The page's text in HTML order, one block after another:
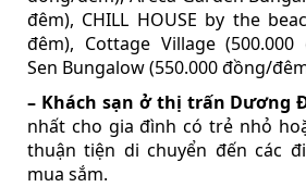
đêm), CHILL HOUSE by the
đêm), Cottage Village (500.000
Sen Bungalow (550.000 đồng/
– Khách sạn ở thị trấn Dương
nhất cho gia đình có trẻ nhỏ
thuận tiện di chuyển đến các
mua sắm.